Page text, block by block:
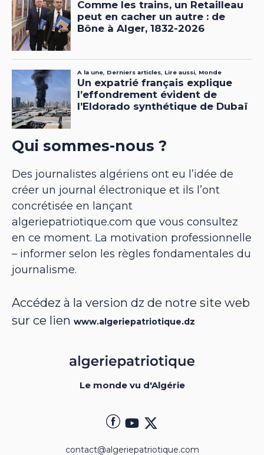
Qui sommes-nous ?
Des journalistes algériens ont eu l’idée de
créer un journal électronique et ils l’ont
concrétisée en lançant
algeriepatriotique.com que vous consultez
en ce moment. La motivation professionnelle
– informer selon les règles fondamentales du
journalisme.
Accédez à la version dz de notre site web
sur ce lien www.algeriepatriotique.dz
Le monde vu d'Algérie
contact@algeriepatriotique.com